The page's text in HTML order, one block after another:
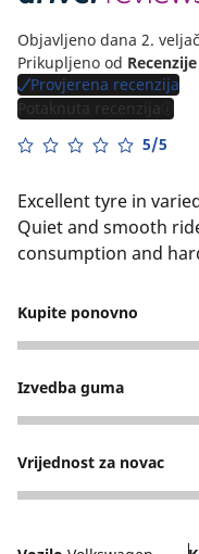
Objavljeno dana 2.
Prikupljeno od
Provjerena recenzija
Potaknuta recenzija
5/5
Excellent tyre in
Quiet and smooth
consumption and
Kupite ponovno
5
Izvedba guma
5
Vrijednost za novac
4